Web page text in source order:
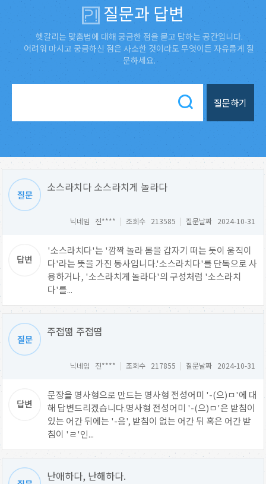
질문과 답변
헷갈리는 맞춤법에 대해 궁금한 점을 묻고 답하는 공간입니다.
어려워 마시고 궁금하신 점은 사소한 것이라도 무엇이든 자유롭게 질
문하세요.
질문하기
소스라치다 소스라치게 놀라다
닉네임 진**** | 조회수 213585 | 질문날짜 2024-10-31
'소스라치다'는 '깜짝 놀라 몸을 갑자기 떠는 듯이 움직이
다'라는 뜻을 가진 동사입니다.'소스라치다'를 단독으로 사
용하거나, '소스라치게 놀라다'의 구성처럼 '소스라치
다'를...
주접떪 주접떰
닉네임 진**** | 조회수 217855 | 질문날짜 2024-10-31
문장을 명사형으로 만드는 명사형 전성어미 '-(으)ㅁ'에 대
해 답변드리겠습니다.명사형 전성어미 '-(으)ㅁ'은 받침이
있는 어간 뒤에는 '-음', 받침이 없는 어간 뒤 혹은 어간 받
침이 'ㄹ'인...
난애하다, 난해하다.